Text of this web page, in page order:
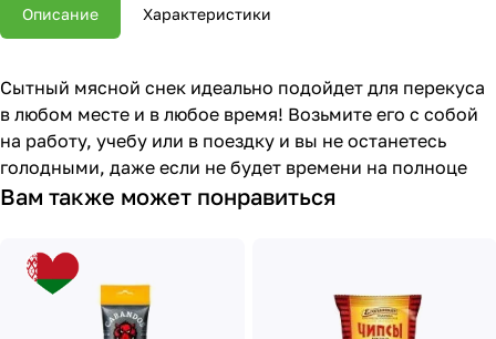
Описание Характеристики
Сытный мясной снек идеально подойдет для перекуса
в любом месте и в любое время! Возьмите его с собой
на работу, учебу или в поездку и вы не останетесь
голодными, даже если не будет времени на полноце
Вам также может понравиться